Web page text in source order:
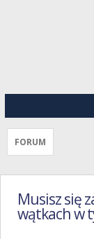
FORUM
Musisz się
wątkach w